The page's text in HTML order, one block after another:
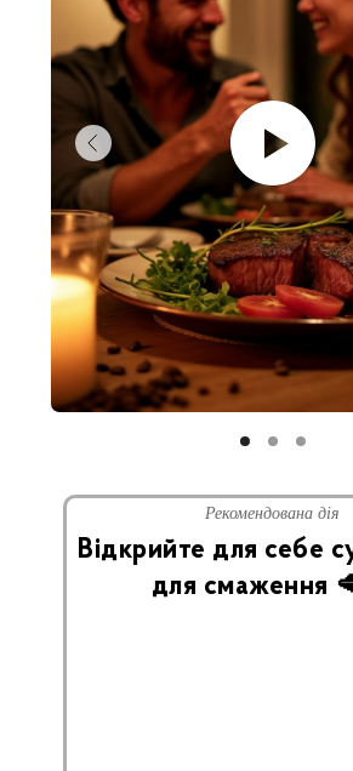
Рекомендована дія
Відкрийте для себе
для смаження